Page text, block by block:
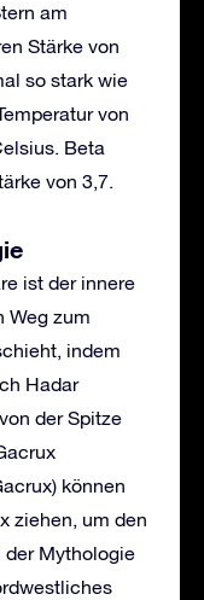
am
Stärke von
so stark wie
von
Beta
von 3,7.
ist der innere
Weg zum
indem
Hadar
der Spitze
können
ziehen, um den
der Mythologie